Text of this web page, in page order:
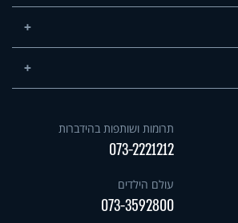
תרומות ושותפות בהידברות
073-2221212
עולם הילדים
073-3592800